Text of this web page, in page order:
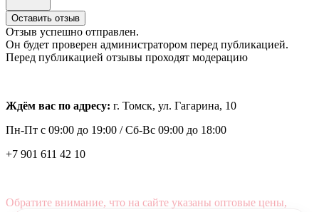
Оставить отзыв
Отзыв успешно отправлен.
Он будет проверен администратором перед публикацией.
Перед публикацией отзывы проходят модерацию
Ждём вас по адресу: г. Томск, ул. Гагарина, 10
Пн-Пт с 09:00 до 19:00 /Сб-Вс 09:00 до 18:00
+7 901 611 42 10
Обратите внимание, что на сайте указаны оптовые цены,